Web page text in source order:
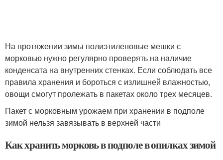
На протяжении зимы полиэтиленовые мешки с
морковью нужно регулярно проверять на наличие
конденсата на внутренних стенках. Если соблюдать все
правила хранения и бороться с излишней влажностью,
овощи смогут пролежать в пакетах около трех месяцев.
Пакет с морковным урожаем при хранении в подполе
зимой нельзя завязывать в верхней части
Как хранить морковь в подполе в опилках зимой